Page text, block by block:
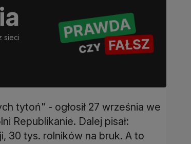
sieci
tytoń" - ogłosił 27 września we
Republikanie. Dalej pisał:
30 tys. rolników na bruk. A to